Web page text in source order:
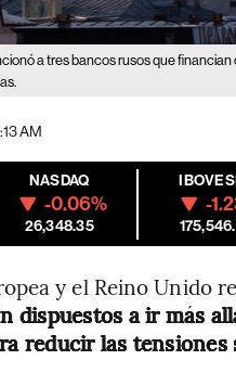
a tres bancos rusos que
AM
NASDAQ
-0.06%
26,348.35
-
y el Reino Unido
dispuestos a ir más
reducir las tensiones